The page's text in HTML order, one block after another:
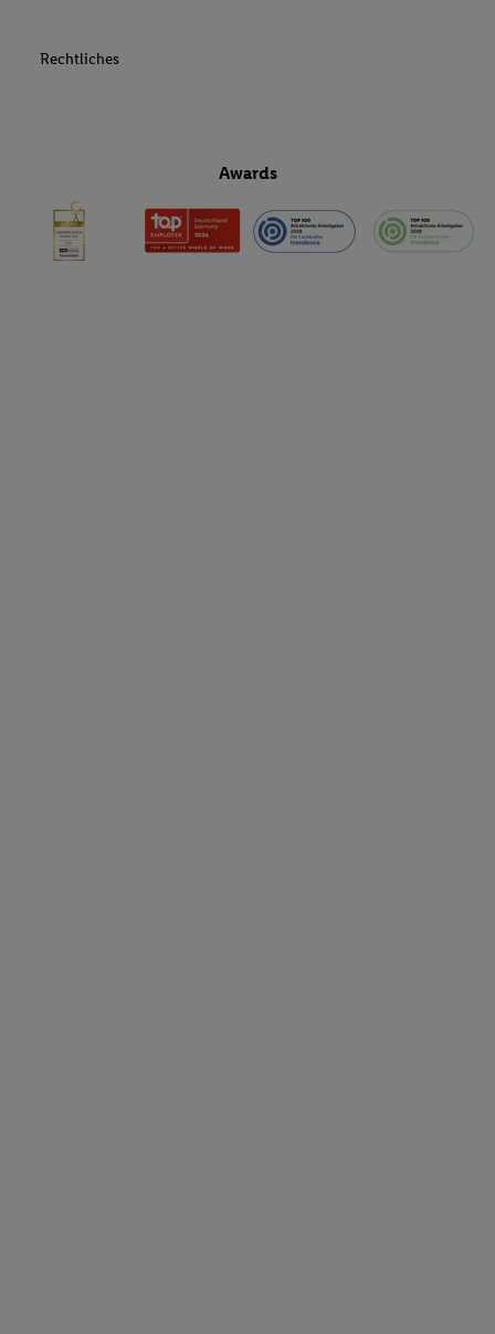
Rechtliches
Awards